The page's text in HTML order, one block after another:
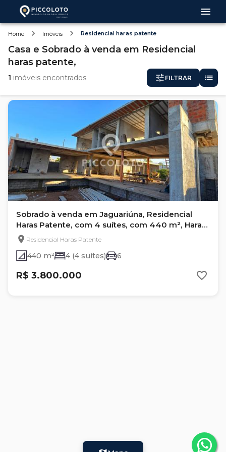
Home Imóveis Residencial haras patente
Casa e Sobrado à venda em Residencial
haras patente,
1 imóveis encontrados FILTRAR
Sobrado à venda em Jaguariúna, Residencial
Haras Patente, com 4 suítes, com 440 m², Haras
Patente
Residencial Haras Patente
440 m² 4 (4 suítes) 6
R$ 3.800.000